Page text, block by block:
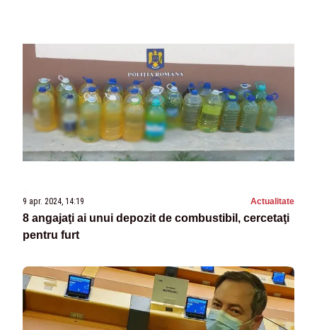
9 apr. 2024, 14:19 Actualitate
8 angajaţi ai unui depozit de combustibil, cercetaţi
pentru furt